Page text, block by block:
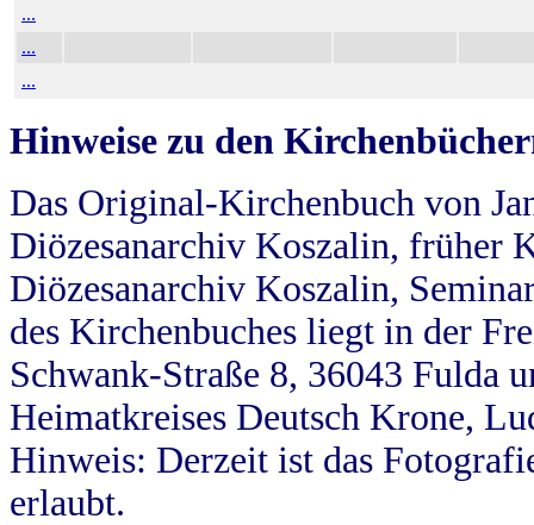
...
...
...
Hinweise zu den
Das Original-Kirchenbuch von
Diözesanarchiv Koszalin, früher
Diözesanarchiv Koszalin,
des Kirchenbuches liegt in der
Schwank-Straße 8, 36043 Fulda
Heimatkreises Deutsch Krone,
Hinweis: Derzeit ist das
erlaubt.